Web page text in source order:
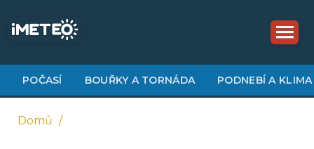
obsahu
POČASÍ BOUŘKY A TORNÁDA PODNEBÍ A KLIMA
Domů